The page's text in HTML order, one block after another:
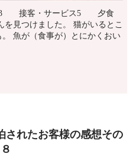
接客・サービス5 夕食
見つけました。 猫がいるとこ
魚が（食事が）とにかくおい
されたお客様の感想その